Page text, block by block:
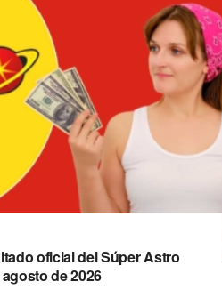
oficial del Súper Astro
de 2026